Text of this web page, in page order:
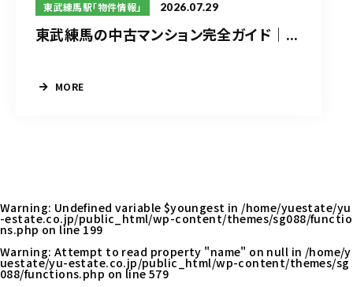
東武練馬駅「物件情報」 2026.07.29
東武練馬の中古マンション完全ガイド｜...
MORE
Warning: Undefined variable $youngest in /home/yuestate/yu
-estate.co.jp/public_html/wp-content/themes/sg088/functio
ns.php on line199
Warning: Attempt to read property "name" on null in /home/y
uestate/yu-estate.co.jp/public_html/wp-content/themes/sg
088/functions.php on line 579